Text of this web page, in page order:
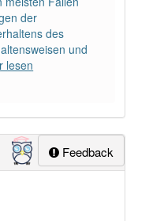
der
des
und
lesen
Feedback